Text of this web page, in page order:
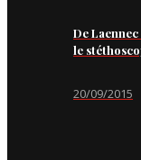
De
le
20/09/2015